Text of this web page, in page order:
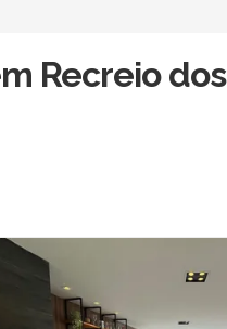
Recreio dos